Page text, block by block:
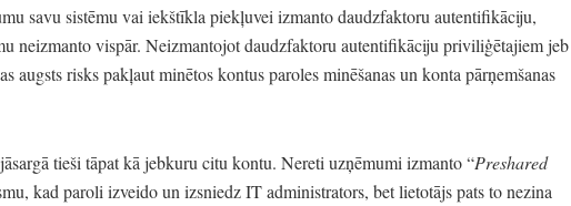
savu sistēmu vai iekštīkla piekļuvei izmanto daudzfaktoru autentifikāciju,
neizmanto vispār. Neizmantojot daudzfaktoru autentifikāciju priviliģētajiem jeb
augsts risks pakļaut minētos kontus paroles minēšanas un konta pārņemšanas
tieši tāpat kā jebkuru citu kontu. Nereti uzņēmumi izmanto“Preshared
kad paroli izveido un izsniedz IT administrators, bet lietotājs pats to nezina